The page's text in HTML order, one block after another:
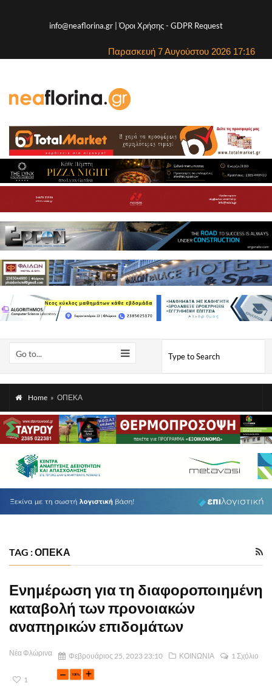
info@neaflorina.gr |Όροι Χρήσης- GDPR Request
Παρασκευή 7 Αυγούστου 2026 17:16
Go to...
Home » ΟΠΕΚΑ
TAG : ΟΠΕΚΑ
Ενημέρωση για τη διαφοροποιημένη
καταβολή των προνοιακών
αναπηρικών επιδομάτων
Νέα Φλώρινα Φεβρουάριος 25, 2023 23:10 ΚΟΙΝΩΝΙΑ 1 Σχόλιο
1